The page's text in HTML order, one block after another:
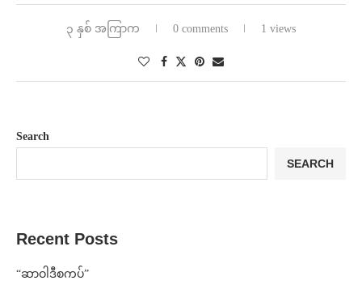
၃ နှစ် အကြာက 0 comments 1 views
Search
SEARCH
Recent Posts
“ဆာဝါဒီစကပ်”